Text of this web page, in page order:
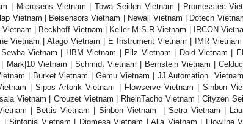
| Microsens Vietnam | Towa Seiden Vietnam | Promesstec
Vietnam | Beisensors Vietnam | Newall Vietnam | Dotech
| Beckhoff Vietnam | Keller M S R Vietnam | IRCON
Vietnam | Atago Vietnam | E Instrument Vietnam | IMR
Vietnam | HBM Vietnam | Pilz Vietnam | Dold Vietnam |
Mark|10 Vietnam | Schmidt Vietnam | Bernstein Vietnam |
| Burket Vietnam | Gemu Vietnam | JJ Automation
| Sipos Artorik Vietnam | Flowserve Vietnam | Sinbon
Vietnam | Crouzet Vietnam | RheinTacho Vietnam | Cityzen
| Bettis Vietnam | Sinbon Vietnam | Setra Vietnam |
Sinfonia Vietnam | Digmesa Vietnam | Alia Vietnam | Flowline